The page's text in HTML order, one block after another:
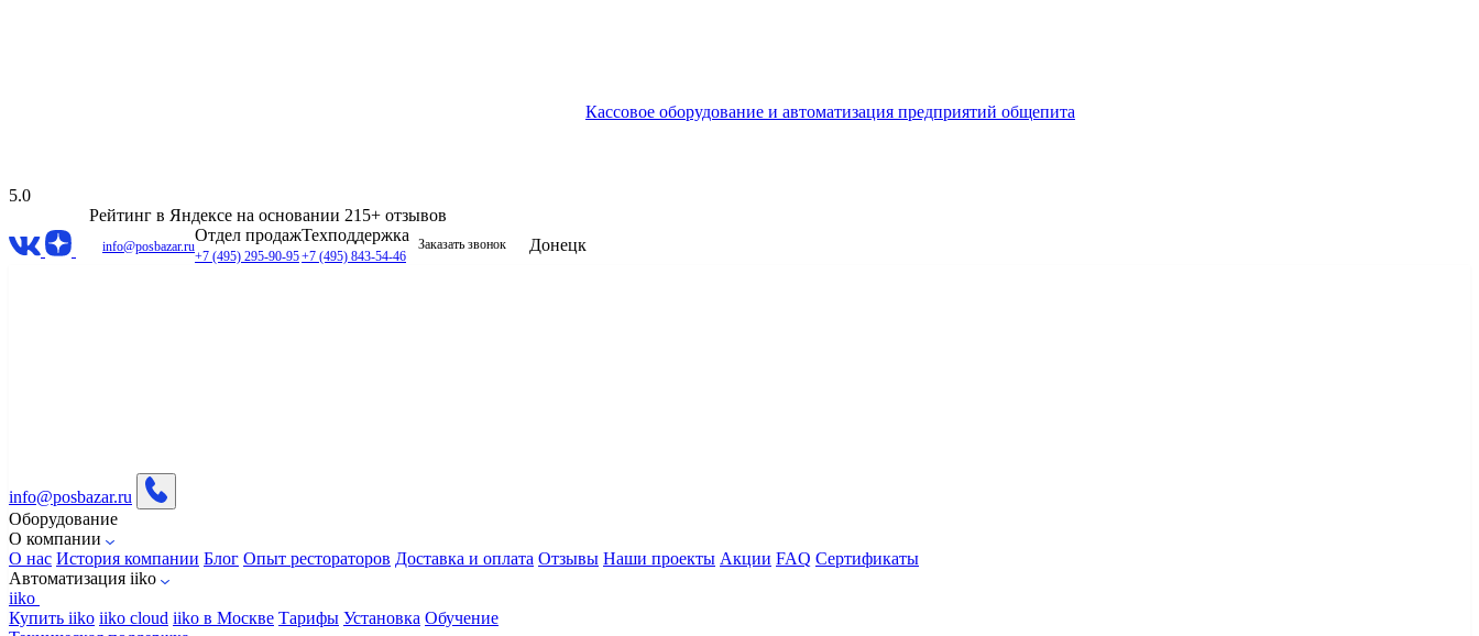
Кассовое оборудование и автоматизация предприятий общепита
5.0
Рейтинг в Яндексе на основании 215+ отзывов
info@posbazar.ru
Отдел продаж
+7 (495) 295-90-95
Техподдержка
+7 (495) 843-54-46
Заказать звонок Донецк
info@posbazar.ru
Оборудование
О компании
О нас История компании Блог Опыт рестораторов Доставка и оплата Отзывы Наши проекты Акции FAQ Сертификаты
Автоматизация iiko
iiko
Купить iiko iiko cloud iiko в Москве Тарифы Установка Обучение